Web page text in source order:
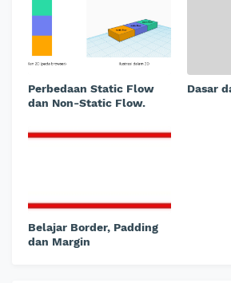
menggantikan ibu
Berdasarkan
kalimat sakral dan
bersaksi.
Perbedaan Static Flow
dan Non-Static Flow.
Dasar
Belajar Border, Padding
dan Margin